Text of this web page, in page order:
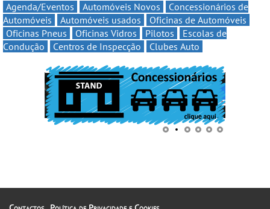
Agenda/Eventos Automóveis Novos
Concessionários de
Automóveis
Automóveis usados
Oficinas de Automóveis
Oficinas Pneus
Oficinas Vidros Pilotos
Escolas de
Condução
Centros de Inspecção Clubes Auto